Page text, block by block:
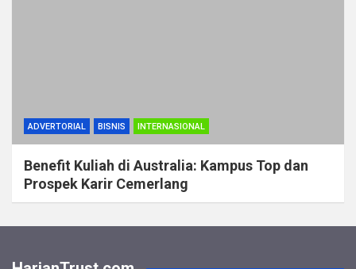
ADVERTORIAL BISNIS INTERNASIONAL
Benefit Kuliah di Australia: Kampus Top dan
Prospek Karir Cemerlang